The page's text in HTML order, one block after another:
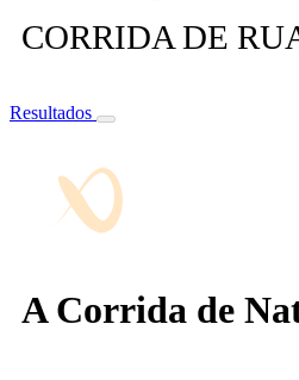
CORRIDA DE
Resultados
A Corrida de